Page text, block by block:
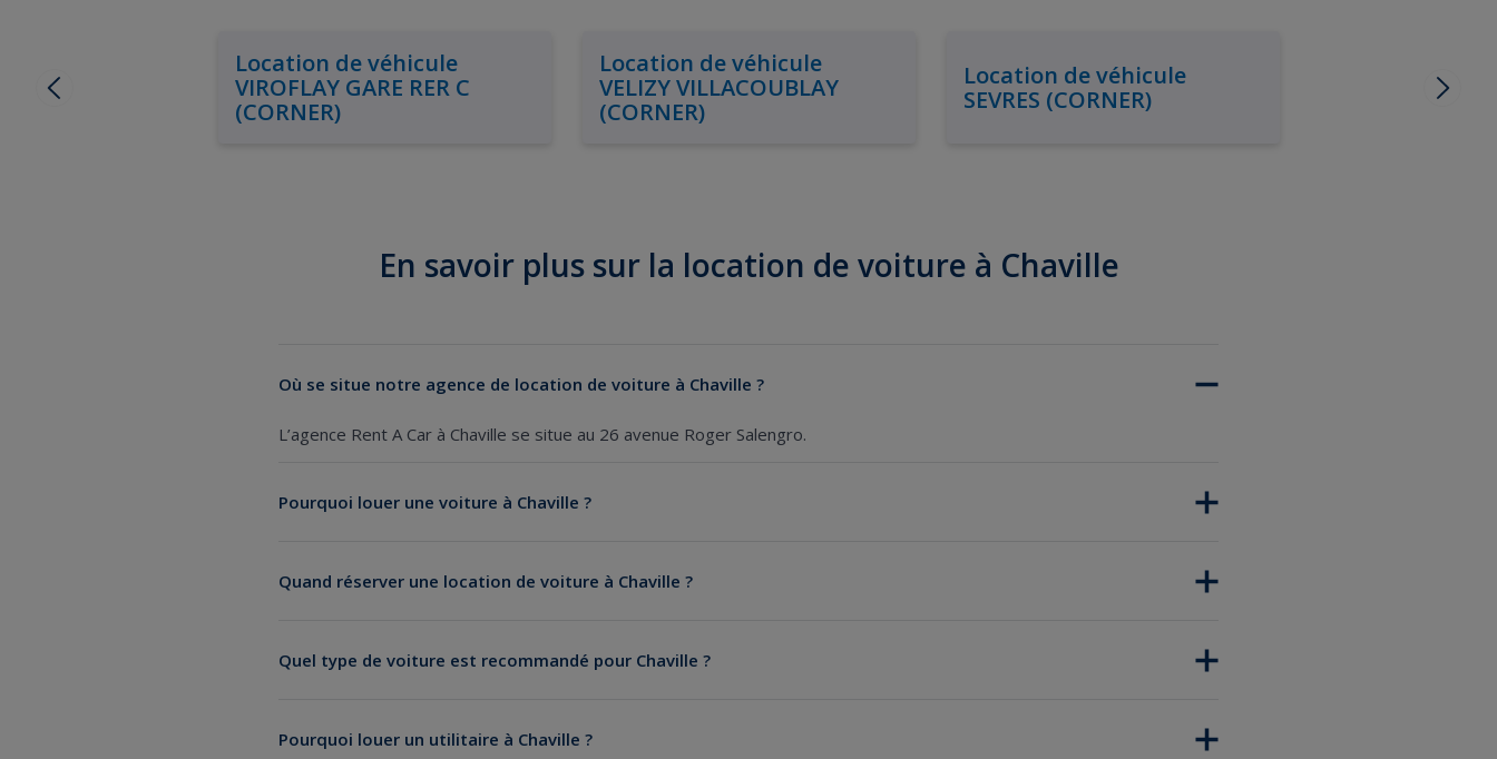
Location de véhicule
VIROFLAY GARE RER C
(CORNER)
Location de véhicule
VELIZY VILLACOUBLAY
(CORNER)
Location de véhicule
SEVRES (CORNER)
En savoir plus sur la location de voiture à Chaville
Où se situe notre agence de location de voiture à Chaville ?
L’agence Rent A Car à Chaville se situe au 26 avenue Roger Salengro.
Pourquoi louer une voiture à Chaville ?
Quand réserver une location de voiture à Chaville ?
Quel type de voiture est recommandé pour Chaville ?
Pourquoi louer un utilitaire à Chaville ?